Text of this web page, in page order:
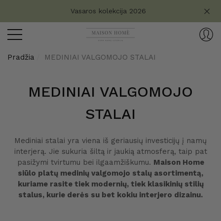
Vasaros kolekcija 2026
Pradžia MEDINIAI VALGOMOJO STALAI
MEDINIAI VALGOMOJO
STALAI
Mediniai stalai yra viena iš geriausių investicijų į namų
interjerą. Jie sukuria šiltą ir jaukią atmosferą, taip pat
pasižymi tvirtumu bei ilgaamžiškumu. Maison Home
siūlo platų medinių valgomojo stalų asortimentą,
kuriame rasite tiek modernių, tiek klasikinių stilių
stalus, kurie derės su bet kokiu interjero dizainu.
Turite klausimų?